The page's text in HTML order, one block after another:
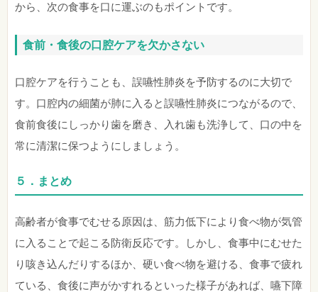
から、次の食事を口に運ぶのもポイントです。
食前・食後の口腔ケアを欠かさない
口腔ケアを行うことも、誤嚥性肺炎を予防するのに大切で
す。口腔内の細菌が肺に入ると誤嚥性肺炎につながるので、
食前食後にしっかり歯を磨き、入れ歯も洗浄して、口の中を
常に清潔に保つようにしましょう。
５．まとめ
高齢者が食事でむせる原因は、筋力低下により食べ物が気管
に入ることで起こる防衛反応です。しかし、食事中にむせた
り咳き込んだりするほか、硬い食べ物を避ける、食事で疲れ
ている、食後に声がかすれるといった様子があれば、嚥下障